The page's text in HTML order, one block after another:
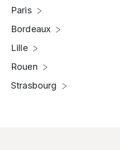
Paris
Bordeaux
Lille
Rouen
Strasbourg